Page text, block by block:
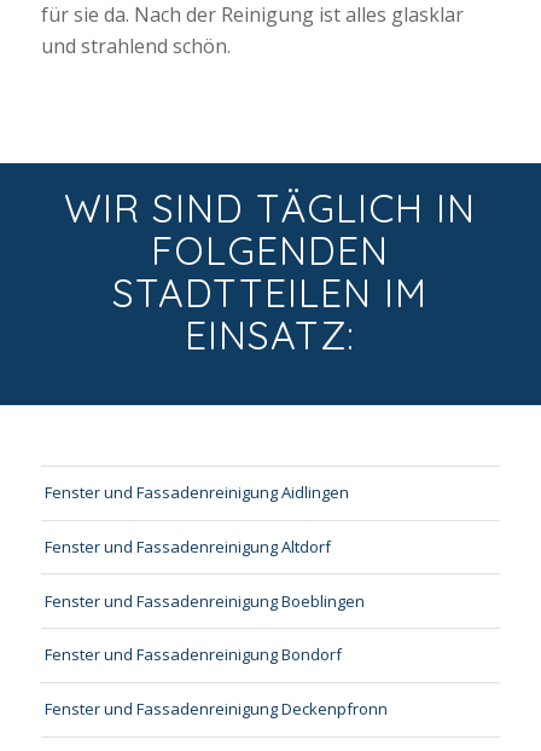
für sie da. Nach der Reinigung ist alles glasklar
und strahlend schön.
WIR SIND TÄGLICH IN
FOLGENDEN
STADTTEILEN IM
EINSATZ:
Fenster und Fassadenreinigung Aidlingen
Fenster und Fassadenreinigung Altdorf
Fenster und Fassadenreinigung Boeblingen
Fenster und Fassadenreinigung Bondorf
Fenster und Fassadenreinigung Deckenpfronn